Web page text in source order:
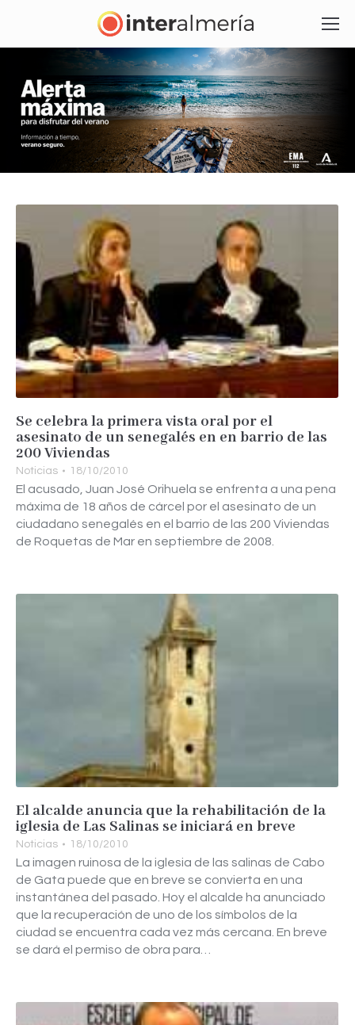
Se celebra la primera vista oral por el
asesinato de un senegalés en en barrio de las
200 Viviendas
Noticias 18/10/2010
El acusado, Juan José Orihuela se enfrenta a una pena
máxima de 18 años de cárcel por el asesinato de un
ciudadano senegalés en el barrio de las 200 Viviendas
de Roquetas de Mar en septiembre de 2008.
El alcalde anuncia que la rehabilitación de la
iglesia de Las Salinas se iniciará en breve
Noticias 18/10/2010
La imagen ruinosa de la iglesia de las salinas de Cabo
de Gata puede que en breve se convierta en una
instantánea del pasado. Hoy el alcalde ha anunciado
que la recuperación de uno de los símbolos de la
ciudad se encuentra cada vez más cercana. En breve
se dará el permiso de obra para…